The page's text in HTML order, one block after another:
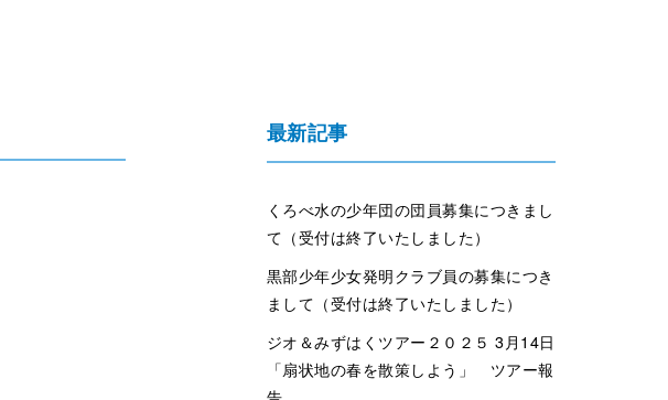
最新記事
くろべ水の少年団の団員募集につきまし
て（受付は終了いたしました）
黒部少年少女発明クラブ員の募集につき
まして（受付は終了いたしました）
ジオ＆みずはくツアー２０２５ 3月14日
「扇状地の春を散策しよう」 ツアー報